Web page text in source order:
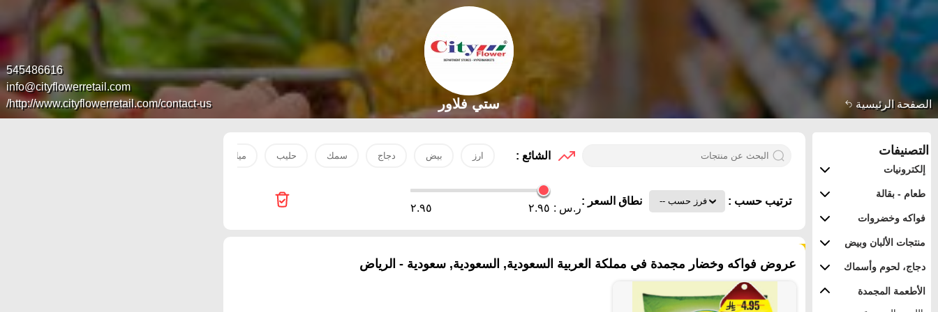
الصفحة الرئيسية
545486616
info@cityflowerretail.com
http://www.cityflowerretail.com/contact-us/
ستي فلاور
التصنيفات
إلكترونيات
طعام - بقالة
فواكه وخضروات
منتجات الألبان وبيض
دجاج، لحوم وأسماك
الأطعمة المجمدة
الشائع : ارز بيض دجاج سمك حليب مياه
ترتيب حسب : نطاق السعر :
ر.س : ٢.٩٥ ٢.٩٥
عروض فواكه وخضار مجمدة في مملكة العربية السعودية, السعودية, سعودية - الرياض